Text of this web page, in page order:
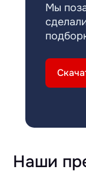
Мы
Наши